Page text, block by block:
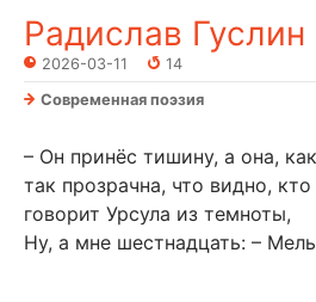
Радислав Гуслин
2026-03-11
14
Современная поэзия
– Он принёс тишину, а она,
так прозрачна, что видно,
говорит Урсула из темноты,
Ну, а мне шестнадцать: –